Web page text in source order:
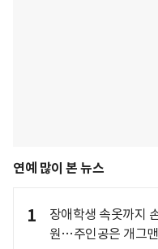
연예 많이 본 뉴스
1
장애학생 속옷까지
원…주인공은 개그